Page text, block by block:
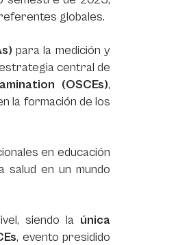
globales.
para la medición y
central de
(OSCEs),
la formación de los
en educación
en un mundo
siendo la única
, evento presidido